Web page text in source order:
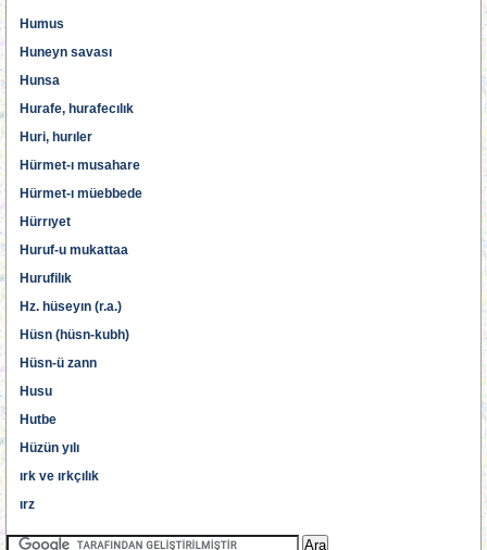
Humus
Huneyn savası
Hunsa
Hurafe, hurafecılık
Huri, hurıler
Hürmet-ı musahare
Hürmet-ı müebbede
Hürrıyet
Huruf-u mukattaa
Hurufilık
Hz. hüseyın (r.a.)
Hüsn (hüsn-kubh)
Hüsn-ü zann
Husu
Hutbe
Hüzün yılı
ırk ve ırkçılık
ırz